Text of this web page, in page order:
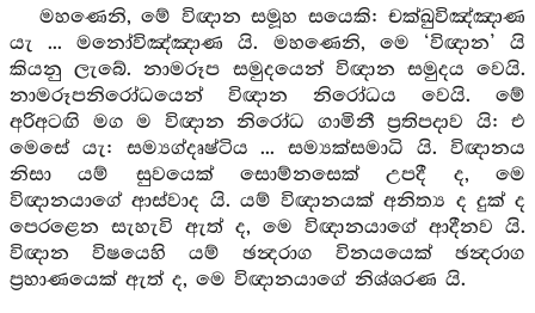
මහණෙනි, මේ විඥාන සමූහ සයෙකි: චක්ඛුවිඤ්ඤාණ
යැ ... මනෝවිඤ්ඤාණ යි. මහණෙනි, මෙ ‘විඥාන’ යි
කියනු ලැබේ. නාමරූප සමුදයෙන් විඥාන සමුදය වෙයි.
නාමරූපනිරෝධයෙන් විඥාන නිරෝධය වෙයි. මේ
අරිඅටඟි මග ම විඥාන නිරෝධ ගාමිනී ප්‍රතිපදාව යි: එ
මෙසේ යැ: සම්‍යග්දෘෂ්ටිය ... සම්‍යක්සමාධි යි. විඥානය
නිසා යම් සුවයෙක් සොම්නසෙක් උපදී ද, මෙ
විඥානයාගේ ආස්වාද යි. යම් විඥානයක් අනිත්‍ය ද දුක් ද
පෙරළෙන සැහැවි ඇත් ද, මෙ විඥානයාගේ ආදීනව යි.
විඥාන විෂයෙහි යම් ඡන්‍දරාග විනයයෙක් ඡන්‍දරාග
ප්‍රහාණයෙක් ඇත් ද, මෙ විඥානයාගේ නිශ්ශරණ යි.